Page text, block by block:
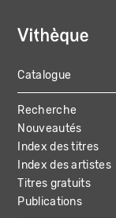
MAIN
Catalogue
Recherche
Nouveautés
Index des titres
Index des artistes
Titres gratuits
Publications